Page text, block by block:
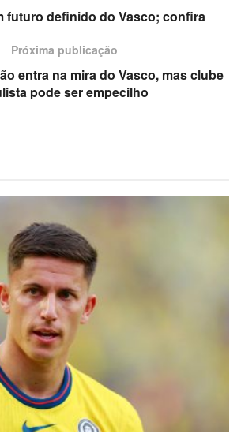
futuro definido do Vasco; confira
Próxima publicação
entra na mira do Vasco, mas clube
pode ser empecilho